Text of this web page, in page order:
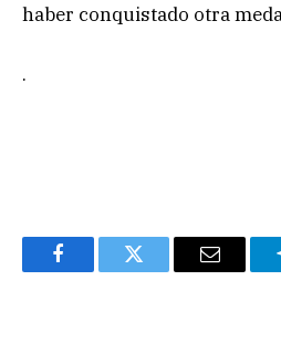
haber conquistado otra
.
FacebookTwitter Email